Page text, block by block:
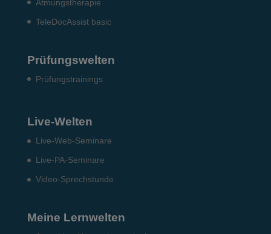
Atmungstherapie
TeleDocAssist basic
Prüfungswelten
Prü­fungs­trai­nings
Live-Welten
Live-Web-Seminare
Live-PA-Seminare
Video-Sprechstunde
Meine Lernwelten